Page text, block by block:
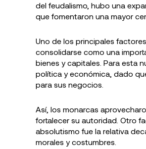
del feudalismo, hubo una
que fomentaron una mayor
Uno de los principales
consolidarse como una
bienes y capitales. Para esta
política y económica, dado
para sus negocios.
Así, los monarcas
fortalecer su autoridad. Otro
absolutismo fue la relativa
morales y costumbres.